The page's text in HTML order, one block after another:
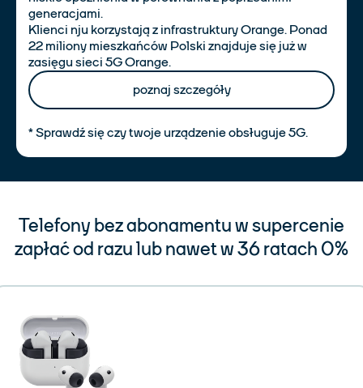
generacjami.
Klienci nju korzystają z infrastruktury Orange. Ponad
22 miliony mieszkańców Polski znajduje się już w
zasięgu sieci 5G Orange.
poznaj szczegóły
* Sprawdź się czy twoje urządzenie obsługuje 5G.
Telefony bez abonamentu w supercenie
zapłać od razu lub nawet w 36 ratach 0%